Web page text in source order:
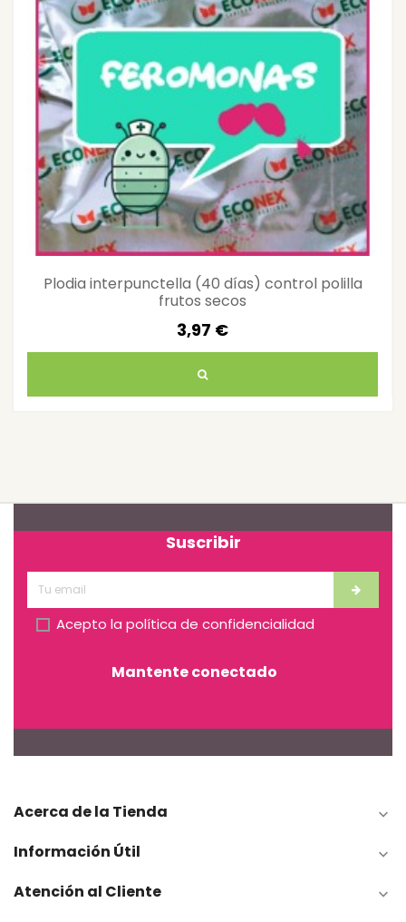
Plodia interpunctella (40 días) control polilla
frutos secos
3,97 €
Suscribir
Acepto la política de confidencialidad
Mantente conectado
Acerca de la Tienda 
Información Útil 
Atención al Cliente 